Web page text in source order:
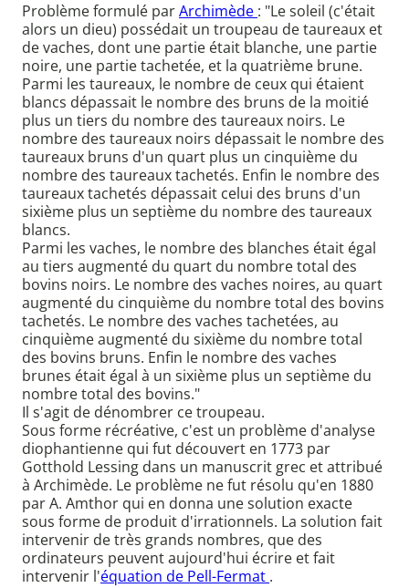
Problème formulé parArchimède : "Le soleil (c'était
alors un dieu) possédait un troupeau de taureaux et
de vaches, dont une partie était blanche, une partie
noire, une partie tachetée, et la quatrième brune.
Parmi les taureaux, le nombre de ceux qui étaient
blancs dépassait le nombre des bruns de la moitié
plus un tiers du nombre des taureaux noirs. Le
nombre des taureaux noirs dépassait le nombre des
taureaux bruns d'un quart plus un cinquième du
nombre des taureaux tachetés. Enfin le nombre des
taureaux tachetés dépassait celui des bruns d'un
sixième plus un septième du nombre des taureaux
blancs.
Parmi les vaches, le nombre des blanches était égal
au tiers augmenté du quart du nombre total des
bovins noirs. Le nombre des vaches noires, au quart
augmenté du cinquième du nombre total des bovins
tachetés. Le nombre des vaches tachetées, au
cinquième augmenté du sixième du nombre total
des bovins bruns. Enfin le nombre des vaches
brunes était égal à un sixième plus un septième du
nombre total des bovins."
Il s'agit de dénombrer ce troupeau.
Sous forme récréative, c'est un problème d'analyse
diophantienne qui fut découvert en 1773 par
Gotthold Lessing dans un manuscrit grec et attribué
à Archimède. Le problème ne fut résolu qu'en 1880
par A. Amthor qui en donna une solution exacte
sous forme de produit d'irrationnels. La solution fait
intervenir de très grands nombres, que des
ordinateurs peuvent aujourd'hui écrire et fait
intervenir l'équation de Pell-Fermat .